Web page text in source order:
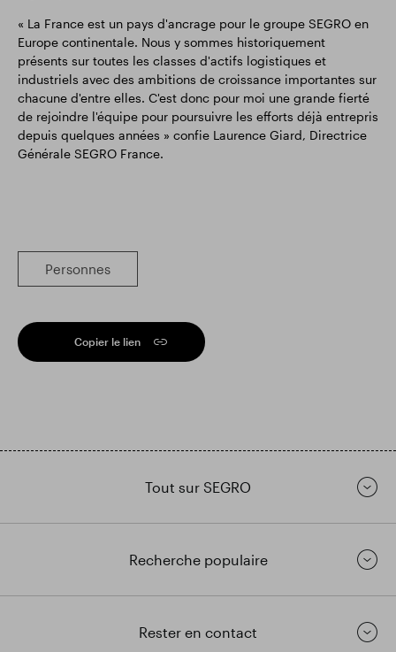
« La France est un pays d'ancrage pour le groupe SEGRO en
Europe continentale. Nous y sommes historiquement
présents sur toutes les classes d'actifs logistiques et
industriels avec des ambitions de croissance importantes sur
chacune d'entre elles. C'est donc pour moi une grande fierté
de rejoindre l'équipe pour poursuivre les efforts déjà entrepris
depuis quelques années » confie Laurence Giard, Directrice
Générale SEGRO France.
Personnes
Copier le lien
Tout sur SEGRO
Recherche populaire
Rester en contact